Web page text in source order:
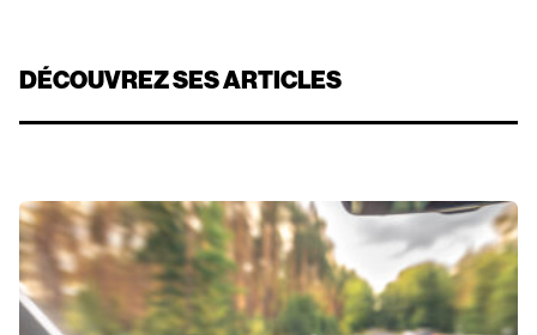
DÉCOUVREZ SES ARTICLES